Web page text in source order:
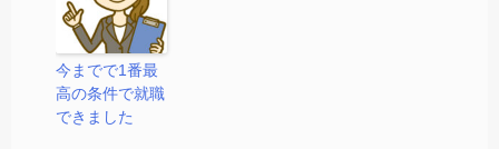
今までで1番最
高の条件で就職
できました